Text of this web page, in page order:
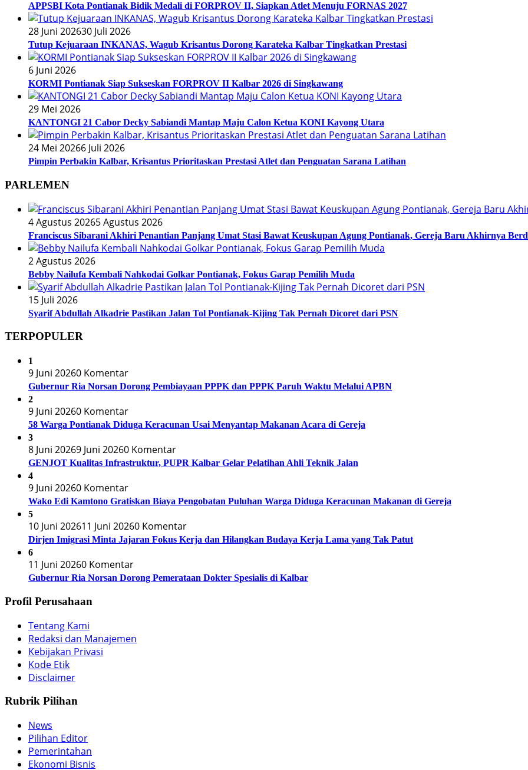
APPSBI Kota Pontianak Bidik Medali di FORPROV II, Siapkan Atlet Menuju FORNAS 2027
28 Juni 202630 Juli 2026
Tutup Kejuaraan INKANAS, Wagub Krisantus Dorong Karateka Kalbar Tingkatkan Prestasi
6 Juni 2026
KORMI Pontianak Siap Sukseskan FORPROV II Kalbar 2026 di Singkawang
29 Mei 2026
KANTONGI 21 Cabor Decky Sabiandi Mantap Maju Calon Ketua KONI Kayong Utara
24 Mei 20266 Juli 2026
Pimpin Perbakin Kalbar, Krisantus Prioritaskan Prestasi Atlet dan Penguatan Sarana Latihan
PARLEMEN
4 Agustus 20265 Agustus 2026
Franciscus Sibarani Akhiri Penantian Panjang Umat Stasi Bawat Keuskupan Agung Pontianak, Gereja Baru Akhirnya
2 Agustus 2026
Bebby Nailufa Kembali Nahkodai Golkar Pontianak, Fokus Garap Pemilih Muda
15 Juli 2026
Syarif Abdullah Alkadrie Pastikan Jalan Tol Pontianak-Kijing Tak Pernah Dicoret dari PSN
TERPOPULER
1
9 Juni 20260 Komentar
Gubernur Ria Norsan Dorong Pembiayaan PPPK dan PPPK Paruh Waktu Melalui APBN
2
9 Juni 20260 Komentar
58 Warga Pontianak Diduga Keracunan Usai Menyantap Makanan Acara di Gereja
3
8 Juni 20269 Juni 20260 Komentar
GENJOT Kualitas Infrastruktur, PUPR Kalbar Gelar Pelatihan Ahli Teknik Jalan
4
9 Juni 20260 Komentar
Wako Edi Kamtono Gratiskan Biaya Pengobatan Puluhan Warga Diduga Keracunan Makanan di Gereja
5
10 Juni 202611 Juni 20260 Komentar
Dirjen Imigrasi Minta Jajaran Fokus Kerja dan Hilangkan Budaya Kerja Lama yang Tak Patut
6
11 Juni 20260 Komentar
Gubernur Ria Norsan Dorong Pemerataan Dokter Spesialis di Kalbar
Profil Perusahaan
Tentang Kami
Redaksi dan Manajemen
Kebijakan Privasi
Kode Etik
Disclaimer
Rubrik Pilihan
News
Pilihan Editor
Pemerintahan
Ekonomi Bisnis